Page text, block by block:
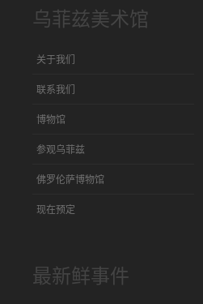
乌菲兹美术馆
关于我们
联系我们
博物馆
参观乌菲兹
佛罗伦萨博物馆
现在预定
最新鲜事件